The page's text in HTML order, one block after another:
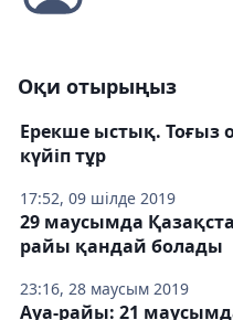
Оқи отырыңыз
17:52, 09 шілде 2019
Ерекше ыстық. Тоғыз
күйіп тұр
23:16, 28 маусым 2019
29 маусымда
райы қандай болады
Ауа-райы: 21